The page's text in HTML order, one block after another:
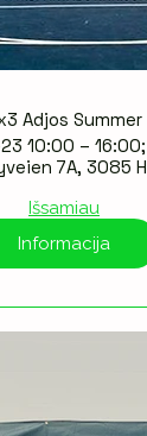
7A,
Adjos Summer
10:00 – 16:00;
7A, 3085
Išsamiau
Informacija